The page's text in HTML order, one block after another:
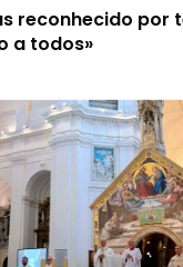
reconhecido por
a todos»